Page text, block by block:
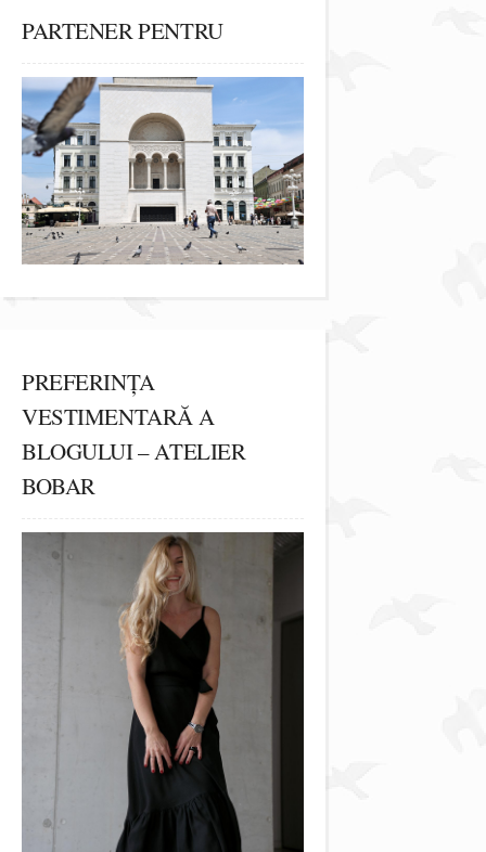
PARTENER PENTRU
PREFERINȚA
VESTIMENTARĂ A
BLOGULUI – ATELIER
BOBAR